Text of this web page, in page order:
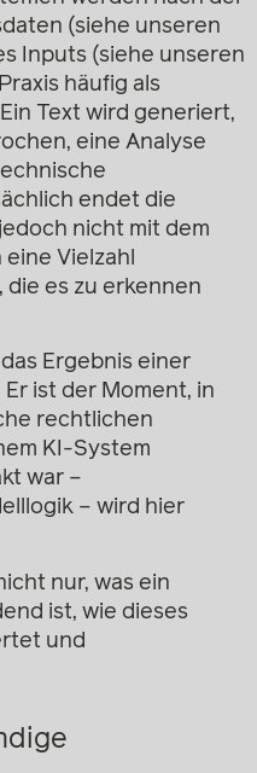
(siehe unseren
Inputs (siehe unseren
häufig als
Text wird generiert,
eine Analyse
endet die
nicht mit dem
Vielzahl
es zu erkennen
Ergebnis einer
ist der Moment, in
rechtlichen
KI-System
war –
– wird hier
nur, was ein
ist, wie dieses
und